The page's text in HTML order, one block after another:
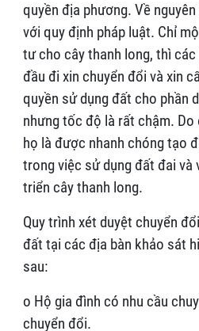
quyền địa phương. Về
với quy định pháp luật. Chỉ
tư cho cây thanh long, thì
đầu đi xin chuyển đổi và xin
quyền sử dụng đất cho phần
nhưng tốc độ là rất chậm. Do
họ là được nhanh chóng tạo
trong việc sử dụng đất đai và
triển cây thanh long.
Quy trình xét duyệt chuyển
đất tại các địa bàn khảo sát
sau:
o Hộ gia đình có nhu cầu
chuyển đổi.